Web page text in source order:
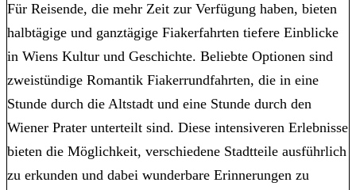
Für Reisende, die mehr Zeit zur Verfügung haben, bieten
halbtägige und ganztägige Fiakerfahrten tiefere Einblicke
in Wiens Kultur und Geschichte. Beliebte Optionen sind
zweistündige Romantik Fiakerrundfahrten, die in eine
Stunde durch die Altstadt und eine Stunde durch den
Wiener Prater unterteilt sind. Diese intensiveren Erlebnisse
bieten die Möglichkeit, verschiedene Stadtteile ausführlich
zu erkunden und dabei wunderbare Erinnerungen zu